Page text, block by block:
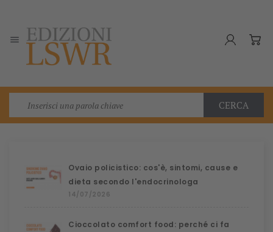

CERCA
Ovaio policistico: cos'è, sintomi, cause e
dieta secondo l'endocrinologa
14/07/2026
Cioccolato comfort food: perché ci fa